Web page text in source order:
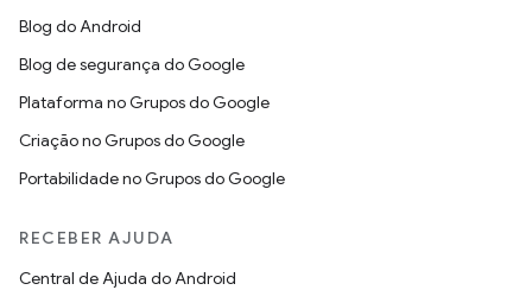
Blog do Android
Blog de segurança do Google
Plataforma no Grupos do Google
Criação no Grupos do Google
Portabilidade no Grupos do Google
RECEBER AJUDA
Central de Ajuda do Android